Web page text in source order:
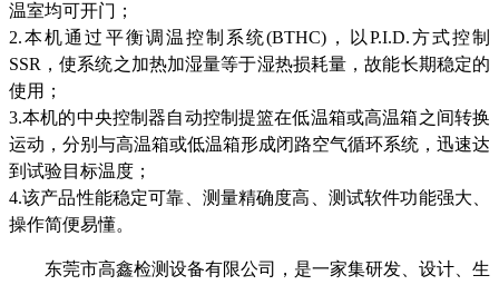
温室均可开门；
2.本机通过平衡调温控制系统(BTHC)，以P.I.D.方式控制
SSR，使系统之加热加湿量等于湿热损耗量，故能长期稳定的
使用；
3.本机的中央控制器自动控制提篮在低温箱或高温箱之间转换
运动，分别与高温箱或低温箱形成闭路空气循环系统，迅速达
到试验目标温度 ；
4.该产品性能稳定可靠、测量精确度高、测试软件功能强大、
操作简便易懂。
东莞市高鑫检测设备有限公司，是一家集研发、设计、生